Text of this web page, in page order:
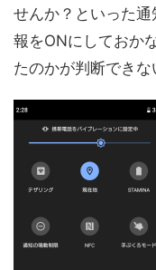
せんか？といった
報をONにしておか
たのかが判断できな